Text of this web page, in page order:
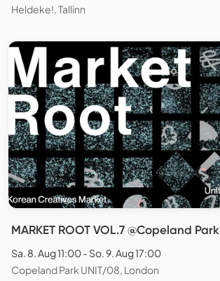
Heldeke!, Tallinn
MARKET ROOT VOL.7 @Copeland Park
Sa. 8. Aug 11:00 - So. 9. Aug 17:00
Copeland Park UNIT/08, London